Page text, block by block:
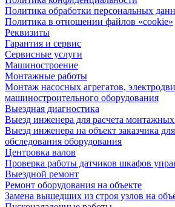
Политика обработки персональных
Политика в отношении файлов «cookie»
Реквизиты
Гарантия и сервис
Сервисные услуги
Машиностроение
Монтажные работы
Монтаж насосных агрегатов,
машиностроительного оборудования
Выездная диагностика
Выезд инженера для расчета монтажных
Выезд инженера на объект заказчика
обследования оборудования
Центровка валов
Проверка работы датчиков шкафов
Выездной ремонт
Ремонт оборудования на объекте
Замена вышедших из строя узлов на